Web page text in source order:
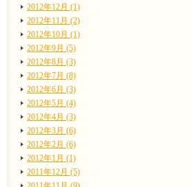
2012年12月 (1)
2012年11月 (2)
2012年10月 (1)
2012年9月 (5)
2012年8月 (3)
2012年7月 (8)
2012年6月 (3)
2012年5月 (4)
2012年4月 (3)
2012年3月 (6)
2012年2月 (6)
2012年1月 (1)
2011年12月 (5)